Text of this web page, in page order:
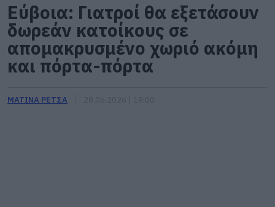
Εύβοια: Γιατροί θα εξετάσουν
δωρεάν κατοίκους σε
απομακρυσμένο χωριό ακόμη
και πόρτα-πόρτα
ΜΑΤΙΝΑ ΡΕΤΣΑ